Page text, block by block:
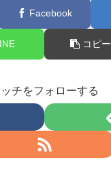
Facebook
コピー
チをフォローする